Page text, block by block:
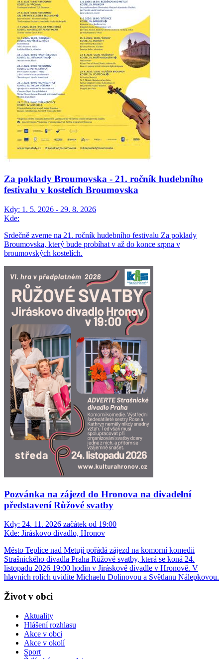
Za poklady Broumovska - 21. ročník hudebního
festivalu v kostelích Broumovska
Kdy: 1. 5. 2026 - 29. 8. 2026
Kde:
Srdečně zveme na 21. ročník hudebního festivalu Za poklady
Broumovska, který bude probíhat v až do konce srpna v
broumovských kostelích.
Pozvánka na zájezd do Hronova na divadelní
představení Růžové svatby
Kdy: 24. 11. 2026 začátek od 19:00
Kde: Jiráskovo divadlo, Hronov
Město Teplice nad Metují pořádá zájezd na komorní komedii
Strašnického divadla Praha Růžové svatby, která se koná 24.
listopadu 2026 19:00 hodin v Jiráskově divadle v Hronově. V
hlavních rolích uvidíte Michaelu Dolinovou a Světlanu Nálepkovou.
Život v obci
Aktuality
Hlášení rozhlasu
Akce v obci
Akce v okolí
Sport